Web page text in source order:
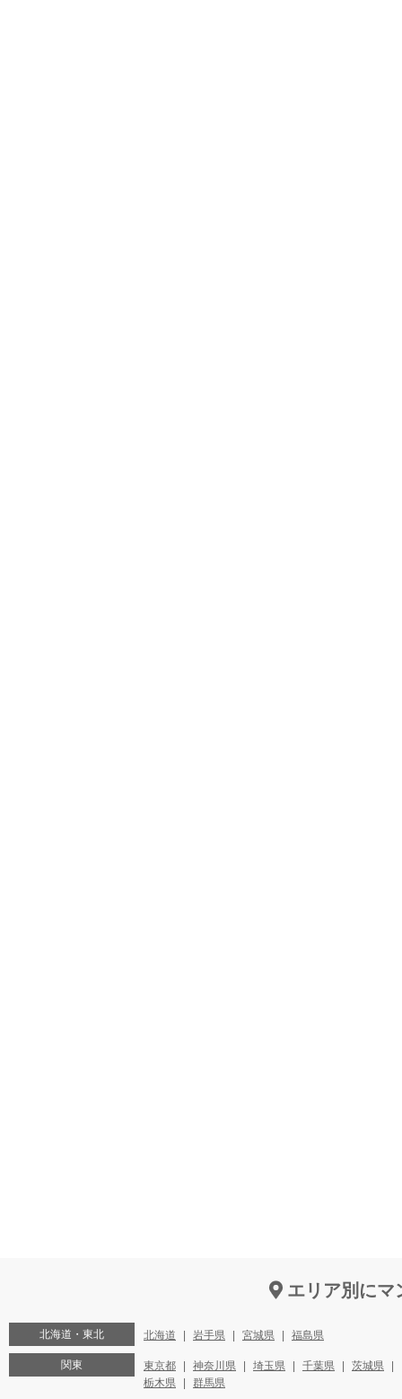
エリア別にマ
北海道・東北 北海道 岩手県 宮城県 福島県
関東 東京都 神奈川県 埼玉県 千葉県
茨城県
栃木県
群馬県